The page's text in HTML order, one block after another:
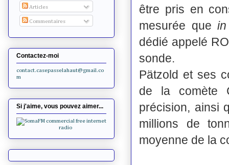
être pris en
mesurée que
dédié appelé
sonde.
Pätzold et ses
de la comète
précision, ainsi
millions de
moyenne de la
Articles
Commentaires
Contactez-moi
contact.casepasselahaut@gmail.co
m
Si j'aime, vous pouvez aimer...